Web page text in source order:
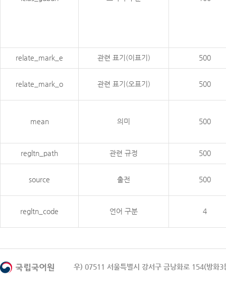
relate_mark_e 관련 표기(이표기) 500
relate_mark_o 관련 표기(오표기) 500
mean 의미 500
regltn_path 관련 규정 500
source 출전 500
regltn_code 언어 구분 4
우) 07511 서울특별시 강서구 금낭화로 154(방화3